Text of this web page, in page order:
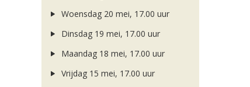
Woensdag 20 mei, 17.00 uur
Dinsdag 19 mei, 17.00 uur
Maandag 18 mei, 17.00 uur
Vrijdag 15 mei, 17.00 uur